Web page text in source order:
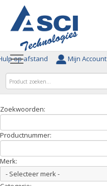
op afstand Mijn Account
Zoekwoorden:
Productnummer:
Merk: